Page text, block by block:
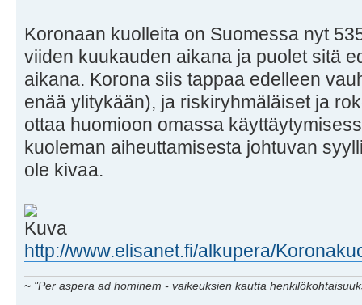
Koronaan kuolleita on Suomessa nyt
viiden kuukauden aikana ja puolet sitä
aikana. Korona siis tappaa edelleen
enää ylitykään), ja riskiryhmäläiset ja
ottaa huomioon omassa
kuoleman aiheuttamisesta johtuvan
ole kivaa.
http://www.elisanet.fi/alkupera/
~ "Per aspera ad hominem - vaikeuksien kautta